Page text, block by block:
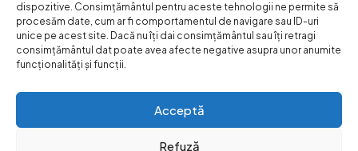
dispozitive. Consimțământul pentru aceste tehnologii ne permite să
procesăm date, cum ar fi comportamentul de navigare sau ID-uri
unice pe acest site. Dacă nu îți dai consimțământul sau îți retragi
consimțământul dat poate avea afecte negative asupra unor anumite
funcționalități și funcții.
Acceptă
Refuză
Confidentialitatea
datelor
Livrare si plata
Formular retur